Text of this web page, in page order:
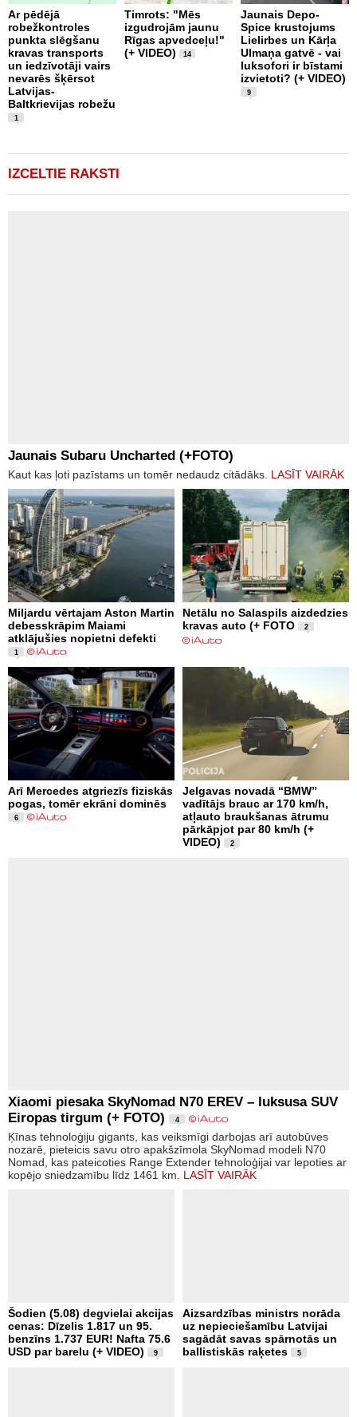
Ar pēdējā
robežkontroles
punkta slēgšanu
kravas transports
un iedzīvotāji vairs
nevarēs šķērsot
Latvijas-
Baltkrievijas robežu
1
Timrots: "Mēs
izgudrojām jaunu
Rīgas apvedceļu!"
(+ VIDEO)
14
Jaunais Depo-
Spice krustojums
Lielirbes un Kārļa
Ulmaņa gatvē - vai
luksofori ir bīstami
izvietoti? (+ VIDEO)
9
IZCELTIE RAKSTI
Jaunais Subaru Uncharted (+FOTO)
Kaut kas ļoti pazīstams un tomēr nedaudz citādāks. LASĪT VAIRĀK
Miljardu vērtajam Aston Martin
debesskrāpim Maiami
atklājušies nopietni defekti
1
Netālu no Salaspils aizdedzies
kravas auto (+ FOTO
2
Arī Mercedes atgriezīs fiziskās
pogas, tomēr ekrāni dominēs
6
Jelgavas novadā “BMW”
vadītājs brauc ar 170 km/h,
atļauto braukšanas ātrumu
pārkāpjot par 80 km/h (+
VIDEO)
2
Xiaomi piesaka SkyNomad N70 EREV – luksusa SUV
Eiropas tirgum (+ FOTO)
4
Ķīnas tehnoloģiju gigants, kas veiksmīgi darbojas arī autobūves
nozarē, pieteicis savu otro apakšzīmola SkyNomad modeli N70
Nomad, kas pateicoties Range Extender tehnoloģijai var lepoties ar
kopējo sniedzamību līdz 1461 km. LASĪT VAIRĀK
Šodien (5.08) degvielai akcijas
cenas: Dīzelis 1.817 un 95.
benzīns 1.737 EUR! Nafta 75.6
USD par barelu (+ VIDEO)
9
Aizsardzības ministrs norāda
uz nepieciešamību Latvijai
sagādāt savas spārnotās un
ballistiskās raķetes
5